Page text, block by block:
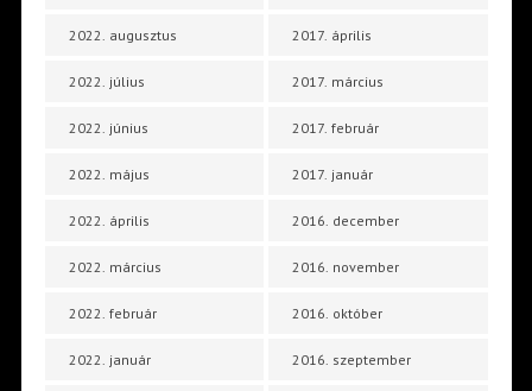
2022. augusztus
2022. július
2022. június
2022. május
2022. április
2022. március
2022. február
2022. január
2017. április
2017. március
2017. február
2017. január
2016. december
2016. november
2016. október
2016. szeptember